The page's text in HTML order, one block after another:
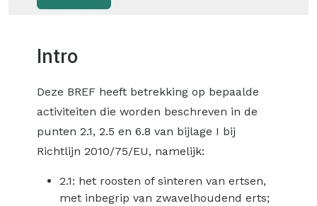
Intro
Deze BREF heeft betrekking op bepaalde
activiteiten die worden beschreven in de
punten 2.1, 2.5 en 6.8 van bijlage I bij
Richtlijn 2010/75/EU, namelijk:
2.1: het roosten of sinteren van ertsen,
met inbegrip van zwavelhoudend erts;